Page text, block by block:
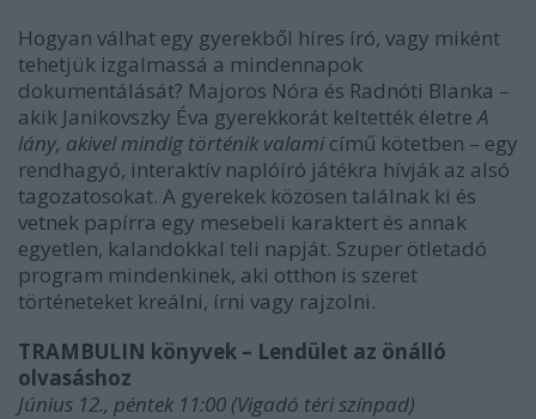
Hogyan válhat egy gyerekből híres író, vagy miként
tehetjük izgalmassá a mindennapok
dokumentálását? Majoros Nóra és Radnóti Blanka –
akik Janikovszky Éva gyerekkorát keltették életreA
lány, akivel mindig történik valami című kötetben – egy
rendhagyó, interaktív naplóíró játékra hívják az alsó
tagozatosokat. A gyerekek közösen találnak ki és
vetnek papírra egy mesebeli karaktert és annak
egyetlen, kalandokkal teli napját. Szuper ötletadó
program mindenkinek, aki otthon is szeret
történeteket kreálni, írni vagy rajzolni.
TRAMBULIN könyvek – Lendület az önálló
olvasáshoz
Június 12., péntek 11:00 (Vigadó téri színpad)